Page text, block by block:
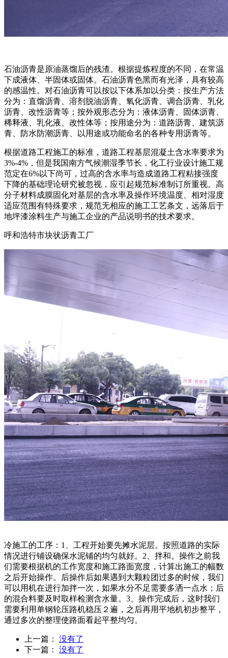
石油沥青是原油蒸馏后的残渣。根据提炼程度的不同，在常温
下成液体、半固体或固体。石油沥青色黑而有光泽，具有较高
的感温性。对石油沥青可以按以下体系加以分类：按生产方法
分为：直馏沥青、溶剂脱油沥青、氧化沥青、调合沥青、乳化
沥青、改性沥青等；按外观形态分为：液体沥青、固体沥青、
稀释液、乳化液、改性体等；按用途分为：道路沥青、建筑沥
青、防水防潮沥青、以用途或功能命名的各种专用沥青等。
根据道路工程施工的标准，道路工程基层混凝土含水率要求为
3%-4%，但是我国南方气候潮湿季节长，化工行业设计施工规
范定在6%以下尚可，过高的含水率与造成道路工程粘接强度
下降的基础理论研究被忽视，应引起规范标准制订所重视。高
分子材料成膜固化对基层的含水率及操作环境温度、相对湿度
适应范围有特殊要求，规范无相应的施工工艺条文，远落后于
地坪漆涂料生产与施工企业的产品说明书的技术要求。
呼和浩特市块状沥青工厂
冷施工的工序：1、工程开始要先摊水泥层。按照道路的实际
情况进行铺设确保水泥铺的均匀就好。2、拌和。操作之前我
们需要根据机的工作宽度和施工路面宽度，计算出施工的幅数
之后开始操作。后操作后如果遇到大颗粒团过多的时候，我们
可以用机在进行加拌一次，如果水分不足需要多洒一点水；后
的混合料要及时取样检测含水量。3、操作完成后，这时我们
需要利用单钢轮压路机稳压２遍，之后再用平地机初步整平，
通过多次的整理使路面看起平整均匀。
上一篇：
没有了
下一篇：
没有了